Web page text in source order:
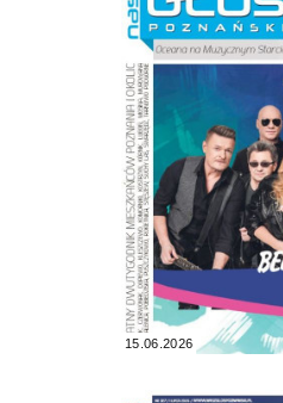
15.06.2026